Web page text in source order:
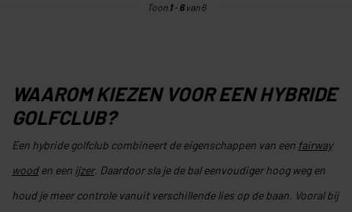
Toon 1- 6van 6
WAAROM KIEZEN VOOR EEN HYBRIDE
GOLFCLUB?
Een hybride golfclub combineert de eigenschappen van een fairway
wooden een ijzer. Daardoor sla je de bal eenvoudiger hoog weg en
houd je meer controle vanuit verschillende lies op de baan. Vooral bij